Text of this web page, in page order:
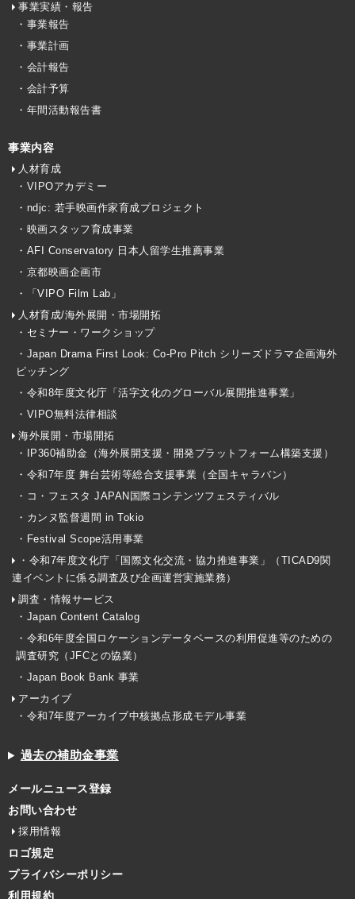
事業実績・報告
・事業報告
・事業計画
・会計報告
・会計予算
・年間活動報告書
事業内容
人材育成
・VIPOアカデミー
・ndjc: 若手映画作家育成プロジェクト
・映画スタッフ育成事業
・AFI Conservatory 日本人留学生推薦事業
・京都映画企画市
・「VIPO Film Lab」
人材育成/海外展開・市場開拓
・セミナー・ワークショップ
・Japan Drama First Look: Co-Pro Pitch シリーズドラマ企画海外
ピッチング
・令和8年度文化庁「活字文化のグローバル展開推進事業」
・VIPO無料法律相談
海外展開・市場開拓
・IP360補助金（海外展開支援・開発プラットフォーム構築支援）
・令和7年度 舞台芸術等総合支援事業（全国キャラバン）
・コ・フェスタ JAPAN国際コンテンツフェスティバル
・カンヌ監督週間 in Tokio
・Festival Scope活用事業
・令和7年度文化庁「国際文化交流・協力推進事業」（TICAD9関
連イベントに係る調査及び企画運営実施業務）
調査・情報サービス
・Japan Content Catalog
・令和6年度全国ロケーションデータベースの利用促進等のための
調査研究（JFCとの協業）
・Japan Book Bank 事業
アーカイブ
・令和7年度アーカイブ中核拠点形成モデル事業
過去の補助金事業
メールニュース登録
お問い合わせ
採用情報
ロゴ規定
プライバシーポリシー
利用規約